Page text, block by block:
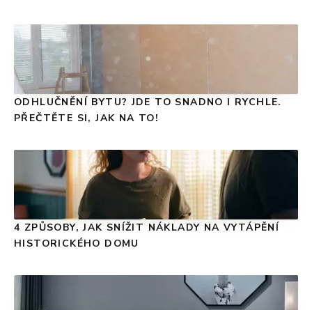
ODHLUČNĚNÍ BYTU? JDE TO SNADNO I RYCHLE.
PŘEČTĚTE SI, JAK NA TO!
4 ZPŮSOBY, JAK SNÍŽIT NÁKLADY NA VYTÁPĚNÍ
HISTORICKÉHO DOMU